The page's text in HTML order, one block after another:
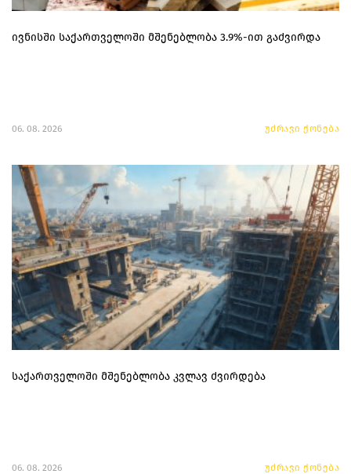
ივნისში საქართველოში მშენებლობა 3.9%-ით გაძვირდა
06. 08. 2026 უძრავი ქონება
საქართველოში მშენებლობა კვლავ ძვირდება
06. 08. 2026 უძრავი ქონება